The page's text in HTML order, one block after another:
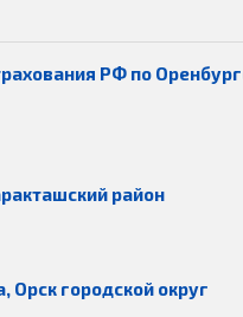
РФ по
район
городской округ